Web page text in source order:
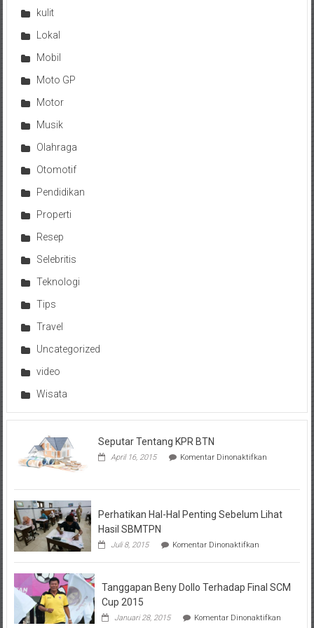
kulit
Lokal
Mobil
Moto GP
Motor
Musik
Olahraga
Otomotif
Pendidikan
Properti
Resep
Selebritis
Teknologi
Tips
Travel
Uncategorized
video
Wisata
Seputar Tentang KPR BTN
April 16, 2015 Komentar Dinonaktifkanpada
KPR
Perhatikan Hal-Hal Penting Sebelum Lihat
Hasil SBMTPN
Juli 8, 2015 Komentar Dinonaktifkanpada
Hal-
Penting
Hasil
Tanggapan Beny Dollo Terhadap Final SCM
Cup 2015
Januari 28, 2015 Komentar Dinonaktifkanpada